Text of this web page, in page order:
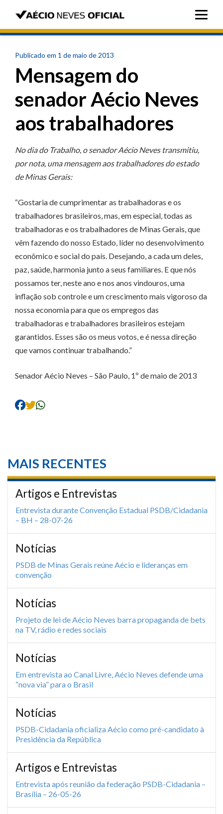
Publicado em 1 de maio de 2013
Mensagem do
senador Aécio Neves
aos trabalhadores
No dia do Trabalho, o senador Aécio Neves transmitiu,
por nota, uma mensagem aos trabalhadores do estado
de Minas Gerais:
“Gostaria de cumprimentar as trabalhadoras e os
trabalhadores brasileiros, mas, em especial, todas as
trabalhadoras e os trabalhadores de Minas Gerais, que
vêm fazendo do nosso Estado, líder no desenvolvimento
econômico e social do país. Desejando, a cada um deles,
paz, saúde, harmonia junto a seus familiares. E que nós
possamos ter, neste ano e nos anos vindouros, uma
inflação sob controle e um crescimento mais vigoroso da
nossa economia para que os empregos das
trabalhadoras e trabalhadores brasileiros estejam
garantidos. Esses são os meus votos, e é nessa direção
que vamos continuar trabalhando.”
Senador Aécio Neves – São Paulo, 1º de maio de 2013
MAIS RECENTES
Artigos e Entrevistas
Entrevista durante Convenção Estadual PSDB/Cidadania
– BH – 28-07-26
Notícias
PSDB de Minas Gerais reúne Aécio e lideranças em
convenção
Notícias
Projeto de lei de Aécio Neves barra propaganda de bets
na TV, rádio e redes sociais
Notícias
Em entrevista ao Canal Livre, Aécio Neves defende uma
“nova via” para o Brasil
Notícias
PSDB-Cidadania oficializa Aécio como pré-candidato à
Presidência da República
Artigos e Entrevistas
Entrevista após reunião da federação PSDB-Cidadania –
Brasília – 26-05-26